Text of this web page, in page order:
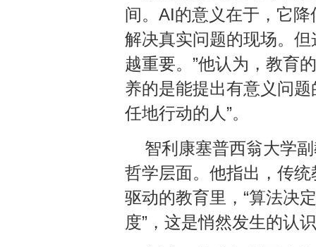
间。AI的意义在于，它
解决真实问题的现场。
越重要。”他认为，教育
养的是能提出有意义问
任地行动的人”。
智利康塞普西翁大学
哲学层面。他指出，传
驱动的教育里，“算法决
度”，这是悄然发生的认